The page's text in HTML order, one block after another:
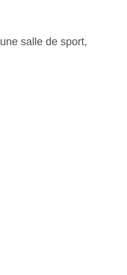
salle de sport,